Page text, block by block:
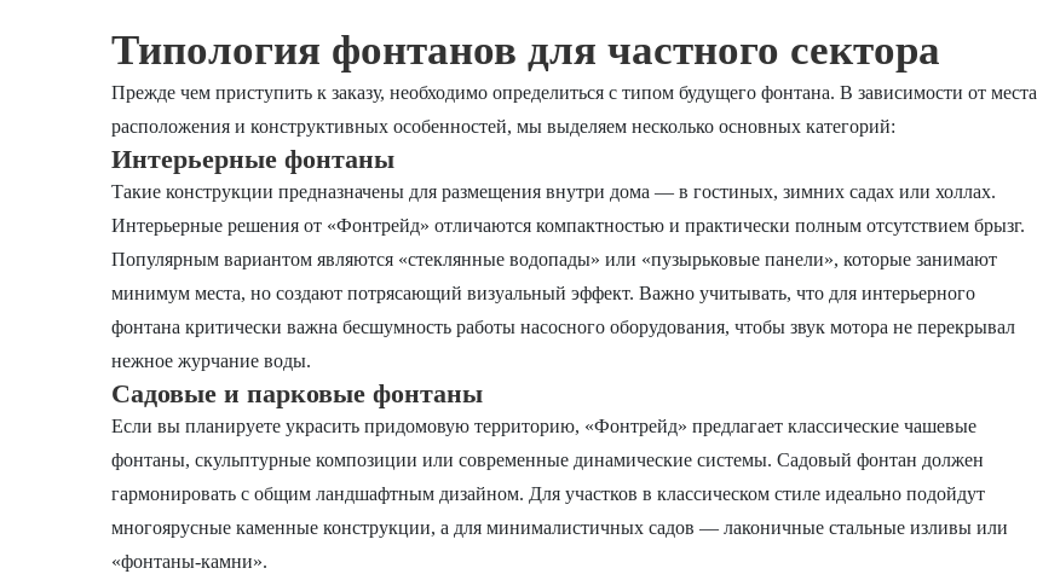
Типология фонтанов для частного сектора
Прежде чем приступить к заказу, необходимо определиться с типом будущего фонтана. В зависимости от места
расположения и конструктивных особенностей, мы выделяем несколько основных категорий:
Интерьерные фонтаны
Такие конструкции предназначены для размещения внутри дома — в гостиных, зимних садах или холлах.
Интерьерные решения от «Фонтрейд» отличаются компактностью и практически полным отсутствием брызг.
Популярным вариантом являются «стеклянные водопады» или «пузырьковые панели», которые занимают
минимум места, но создают потрясающий визуальный эффект. Важно учитывать, что для интерьерного
фонтана критически важна бесшумность работы насосного оборудования, чтобы звук мотора не перекрывал
нежное журчание воды.
Садовые и парковые фонтаны
Если вы планируете украсить придомовую территорию, «Фонтрейд» предлагает классические чашевые
фонтаны, скульптурные композиции или современные динамические системы. Садовый фонтан должен
гармонировать с общим ландшафтным дизайном. Для участков в классическом стиле идеально подойдут
многоярусные каменные конструкции, а для минималистичных садов — лаконичные стальные изливы или
«фонтаны-камни».